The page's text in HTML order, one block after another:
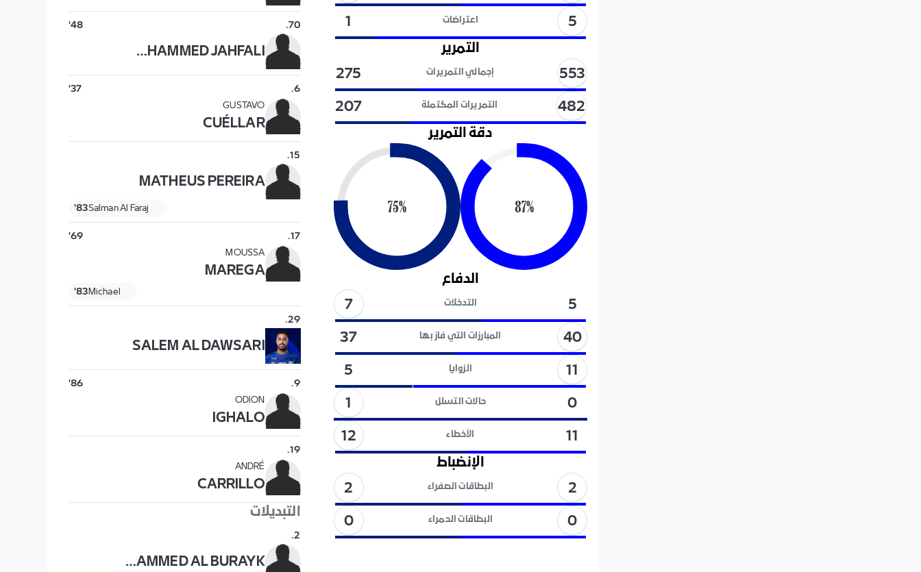
5
اعتراضات
1
التمرير
553
إجمالي التمريرات
275
482
التمريرات المكتملة
207
دقة التمرير
87%
75%
الدفاع
5
التدخلات
7
40
المبارزات التي فاز بها
37
11
الزوايا
5
0
حالات التسلل
1
11
الأخطاء
12
الإنضباط
2
البطاقات الصفراء
2
0
البطاقات الحمراء 0
70
.
48'
MOHAMMED JAHFALI
6
.
37'
GUSTAVO
CUÉLLAR
15
.
MATHEUS PEREIRA
Salman Al Faraj
83'
17
.
69'
MOUSSA
MAREGA
Michael
83'
29
.
SALEM AL DAWSARI
9
.
86'
ODION
IGHALO
19
.
ANDRÉ
CARRILLO
التبديلات
2
.
MOHAMMED AL BURAYK